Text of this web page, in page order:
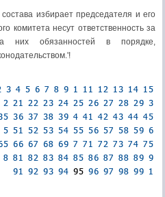
избирает председателя и его
комитета несут ответственность за
них обязанностей в порядке,